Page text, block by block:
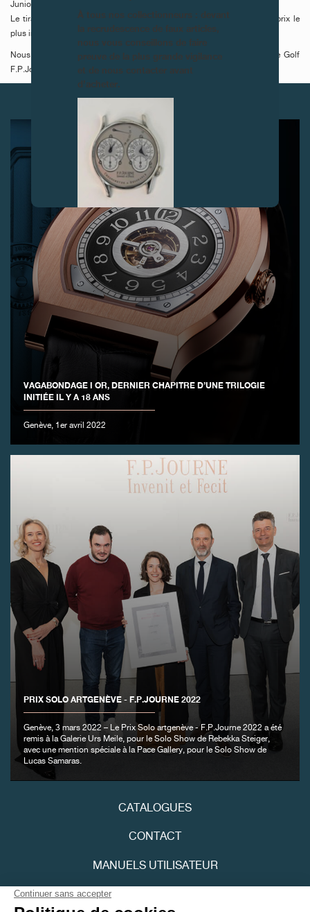
Junior remporté par Ludivine Berger et Victor Troller.
Le tirage au sort a désigné Augustin de Jamblinne, qui a remporté le prix le
plus important de la compétition : une pendulette réveil F.P.Journe.
Nous remercions la Maison Laurent-Perrier, partenaire de la Coupe de Golf
F.P.Journe.
ARTICLES SUIVANTS
VAGABONDAGE I OR, DERNIER CHAPITRE D’UNE TRILOGIE
INITIÉE IL Y A 18 ANS
Genève, 1er avril 2022
PRIX SOLO ARTGENÈVE - F.P.JOURNE 2022
Genève, 3 mars 2022 – Le Prix Solo artgenève - F.P.Journe 2022 a été
remis à la Galerie Urs Meile, pour le Solo Show de Rebekka Steiger,
avec une mention spéciale à la Pace Gallery, pour le Solo Show de
Lucas Samaras.
CATALOGUES
CONTACT
MANUELS UTILISATEUR
À tous nos collectionneurs : devant
la recrudescence de faux articles,
nous vous conseillons de faire
preuve de la plus grande vigilance
et de nous contacter avant
d’acheter.
FAUX
FAUX
FAUX